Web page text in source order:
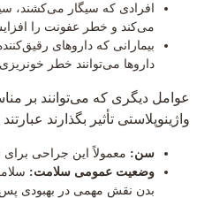
افرادی که سیگار می‌کشند،
می‌کند و خطر عفونت را
بیمارانی که داروهای
داروها می‌توانند خطر
عوامل دیگری که می‌توانند بر
واژینوپلاستی تأثیر بگذارند عبارتند
سن: معمولاً این جراحی
وضعیت عمومی سلامت:
بدن نقش مهمی در بهبودی پس